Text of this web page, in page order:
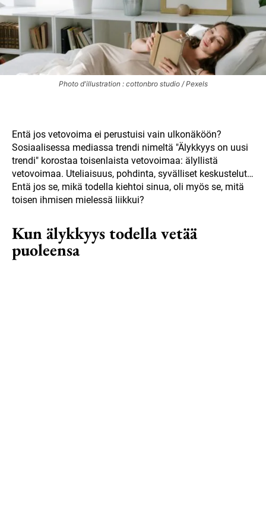
Photo d'illustration : cottonbro studio / Pexels
Entä jos vetovoima ei perustuisi vain ulkonäköön?
Sosiaalisessa mediassa trendi nimeltä "Älykkyys on uusi
trendi" korostaa toisenlaista vetovoimaa: älyllistä
vetovoimaa. Uteliaisuus, pohdinta, syvälliset keskustelut…
Entä jos se, mikä todella kiehtoi sinua, oli myös se, mitä
toisen ihmisen mielessä liikkui?
Kun älykkyys todella vetää
puoleensa